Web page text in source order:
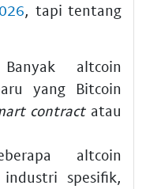
, tapi tentang
altcoin
yang Bitcoin
contractatau
altcoin
spesifik,